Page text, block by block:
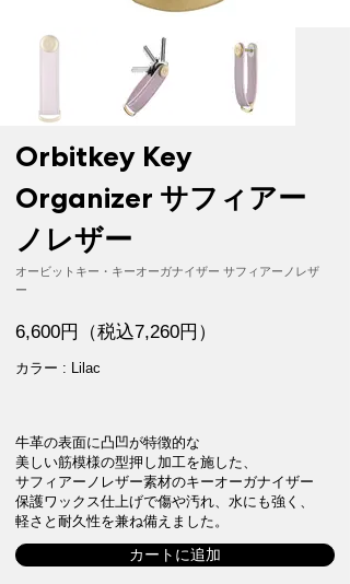
Orbitkey Key
Organizer サフィアー
ノレザー
オービットキー・キーオーガナイザー サフィアーノレザ
ー
6,600円（税込7,260円）
カラー : Lilac
牛革の表面に凸凹が特徴的な
美しい筋模様の型押し加工を施した、
サフィアーノレザー素材のキーオーガナイザー
保護ワックス仕上げで傷や汚れ、水にも強く、
軽さと耐久性を兼ね備えました。
カートに追加